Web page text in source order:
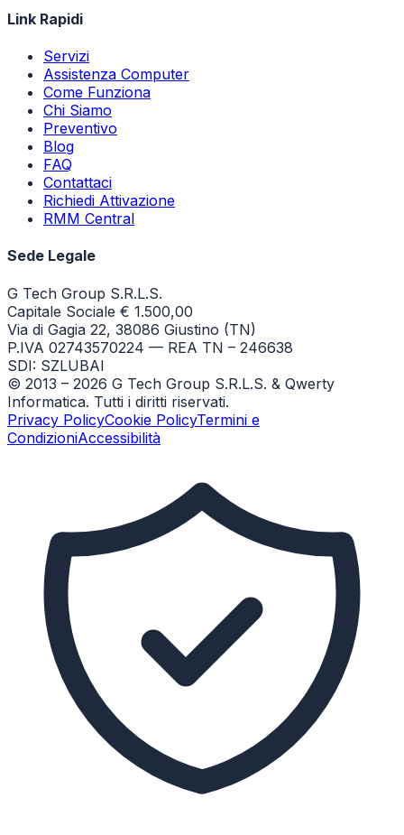
Link Rapidi
Servizi
Assistenza Computer
Come Funziona
Chi Siamo
Preventivo
Blog
FAQ
Contattaci
Richiedi Attivazione
RMM Central
Sede Legale
G Tech Group S.R.L.S.
Capitale Sociale € 1.500,00
Via di Gagia 22, 38086 Giustino (TN)
P.IVA 02743570224 — REA TN – 246638
SDI: SZLUBAI
© 2013 – 2026 G Tech Group S.R.L.S. & Qwerty
Informatica. Tutti i diritti riservati.
Privacy PolicyCookie PolicyTermini e
CondizioniAccessibilità